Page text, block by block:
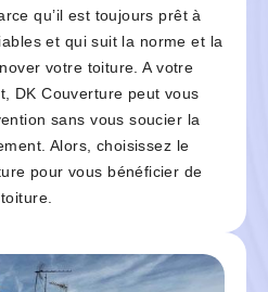
qu’il est toujours prêt à
et qui suit la norme et la
votre toiture. A votre
DK Couverture peut vous
sans vous soucier la
Alors, choisissez le
pour vous bénéficier de